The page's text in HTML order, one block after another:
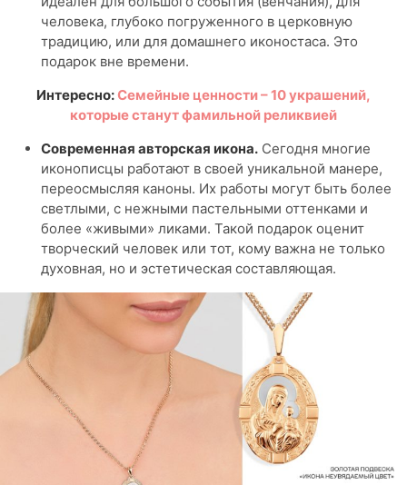
человека, глубоко погруженного в церковную
традицию, или для домашнего иконостаса. Это
подарок вне времени.
Интересно:Семейные ценности – 10 украшений,
которые станут фамильной реликвией
Современная авторская икона. Сегодня многие
иконописцы работают в своей уникальной манере,
переосмысляя каноны. Их работы могут быть более
светлыми, с нежными пастельными оттенками и
более «живыми» ликами. Такой подарок оценит
творческий человек или тот, кому важна не только
духовная, но и эстетическая составляющая.